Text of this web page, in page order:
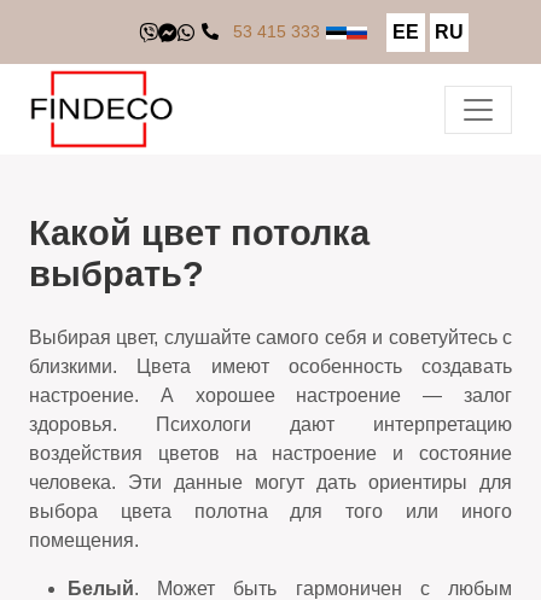
53 415 333 EE RU
Какой цвет потолка
выбрать?
Выбирая цвет, слушайте самого себя и советуйтесь с
близкими. Цвета имеют особенность создавать
настроение. А хорошее настроение — залог
здоровья. Психологи дают интерпретацию
воздействия цветов на настроение и состояние
человека. Эти данные могут дать ориентиры для
выбора цвета полотна для того или иного
помещения.
Белый. Может быть гармоничен с любым